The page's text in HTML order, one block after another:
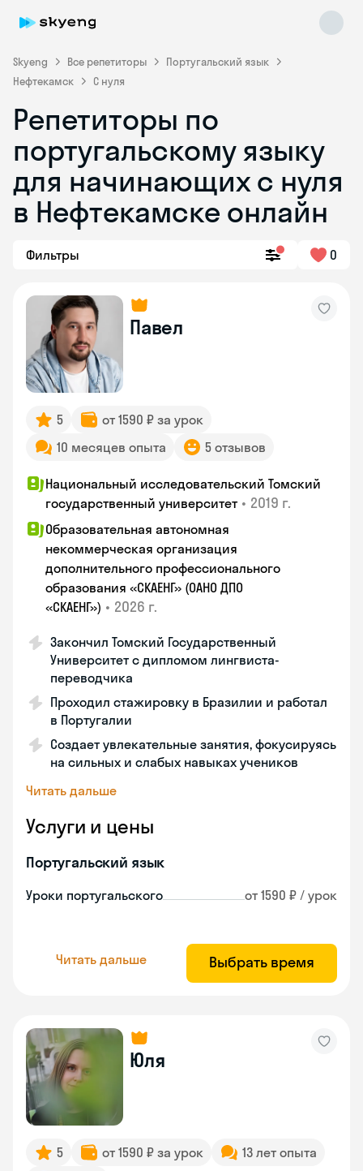
Skyeng Все репетиторы
Португальский язык
Нефтекамск
С нуля
Репетиторы по
португальскому языку
для начинающих с нуля
в Нефтекамске онлайн
Фильтры 0
Павел
5
от 1590 ₽ за урок
10 месяцев опыта
5 отзывов
Национальный исследовательский Томский
государственный университет • 2019 г.
Образовательная автономная
некоммерческая организация
дополнительного профессионального
образования «СКАЕНГ» (ОАНО ДПО
«СКАЕНГ») • 2026 г.
Закончил Томский Государственный
Университет с дипломом лингвиста-
переводчика
Проходил стажировку в Бразилии и работал
в Португалии
Создает увлекательные занятия, фокусируясь
на сильных и слабых навыках учеников
Читать дальше
Услуги и цены
Португальский язык
Уроки португальского от 1590 ₽ / урок
Читать дальше Выбрать время
Юля
5 от 1590 ₽ за урок
13 лет опыта
Skyeng Chat
online